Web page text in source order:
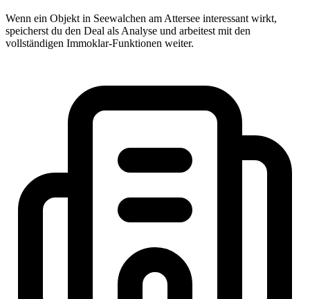
Wenn ein Objekt in Seewalchen am Attersee interessant wirkt,
speicherst du den Deal als Analyse und arbeitest mit den
vollständigen Immoklar-Funktionen weiter.